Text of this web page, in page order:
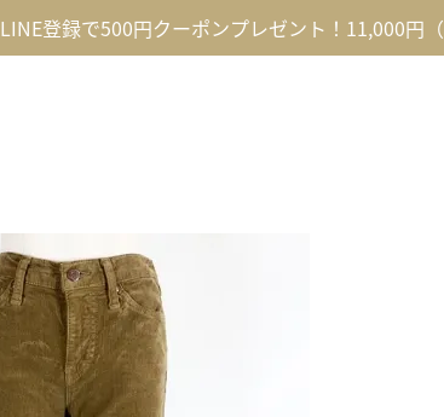
LINE登録で500円クーポンプレゼント！11,000円